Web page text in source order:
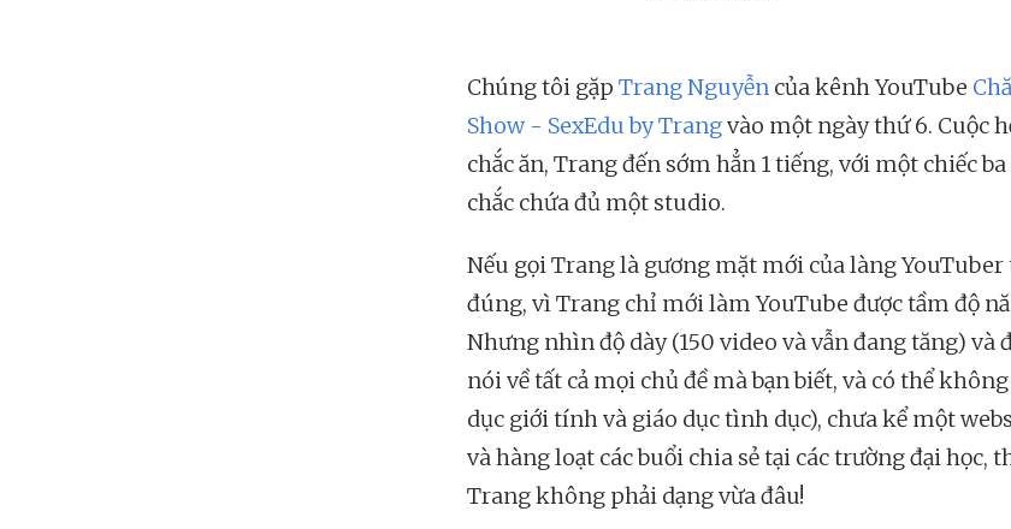
Chúng tôi gặp Trang Nguyễn của kênh YouTube
Show - SexEdu by Trangvào một ngày thứ 6. Cuộc
chắc ăn, Trang đến sớm hẳn 1 tiếng, với một chiếc
chắc chứa đủ một studio.
Nếu gọi Trang là gương mặt mới của làng
đúng, vì Trang chỉ mới làm YouTube được tầm độ
Nhưng nhìn độ dày (150 video và vẫn đang tăng) và
nói về tất cả mọi chủ đề mà bạn biết, và có thể
dục giới tính và giáo dục tình dục), chưa kể một
và hàng loạt các buổi chia sẻ tại các trường đại học,
Trang không phải dạng vừa đâu!